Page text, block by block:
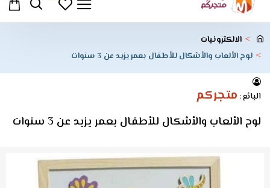
الالكترونيات
لوح الألعاب والأشكال للأطفال بعمر يزيد عن 3 سنوات
البائع : متجركم
لوح الألعاب والأشكال للأطفال بعمر يزيد عن 3 سنوات